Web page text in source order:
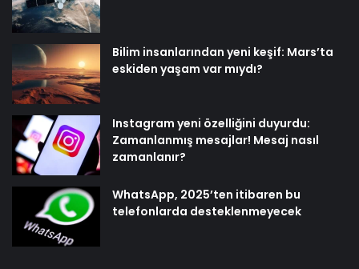
Bilim insanlarından yeni keşif: Mars’ta
eskiden yaşam var mıydı?
Instagram yeni özelliğini duyurdu:
Zamanlanmış mesajlar! Mesaj nasıl
zamanlanır?
WhatsApp, 2025’ten itibaren bu
telefonlarda desteklenmeyecek